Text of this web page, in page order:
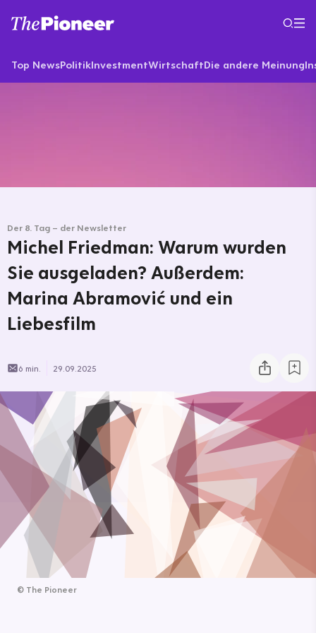
Top NewsPolitikInvestmentWirtschaftDie andere Meinung
Der 8. Tag – der Newsletter
Michel Friedman: Warum wurden
Sie ausgeladen? Außerdem:
Marina Abramović und ein
Liebesfilm
6 min. 29.09.2025
© The Pioneer